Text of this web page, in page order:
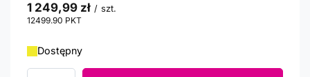
1 249,99 zł / szt.
12499.90 PKT
Dostępny